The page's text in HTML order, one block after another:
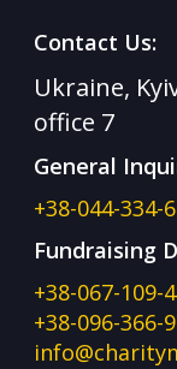
Contact Us:
Ukraine,
office 7
General
+38-044-334-
Fundraising
+38-067-109-
+38-096-366-